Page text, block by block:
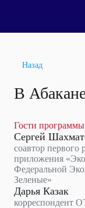
Назад
В
Гости программы
Сергей
соавтор первого
приложения
Федеральной
Зеленые»
Дарья Казак
корреспондент